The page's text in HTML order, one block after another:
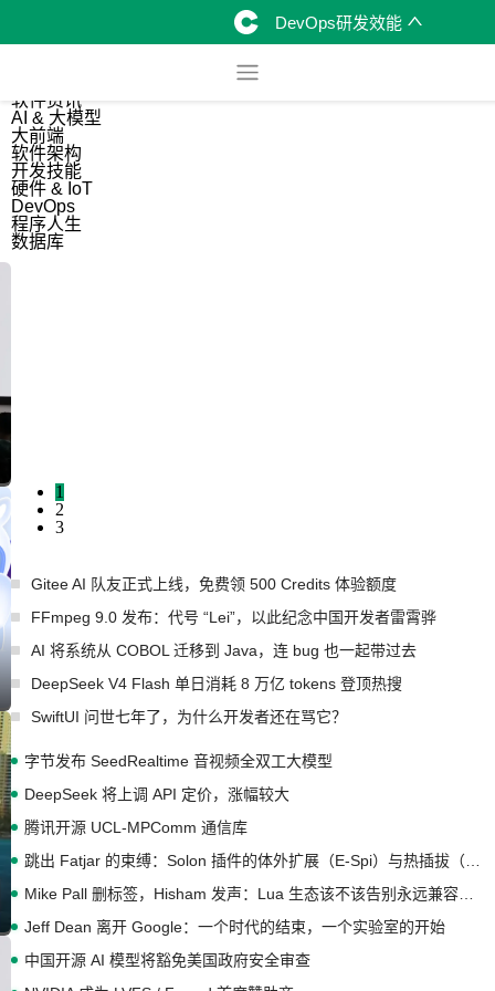
DevOps研发效能
软件资讯
AI & 大模型
大前端
软件架构
开发技能
硬件 & IoT
DevOps
程序人生
数据库
1
2
3
Gitee AI 队友正式上线，免费领 500 Credits 体验额度
FFmpeg 9.0 发布：代号 “Lei”，以此纪念中国开发者雷霄骅
AI 将系统从 COBOL 迁移到 Java，连 bug 也一起带过去
DeepSeek V4 Flash 单日消耗 8 万亿 tokens 登顶热搜
SwiftUI 问世七年了，为什么开发者还在骂它？
字节发布 SeedRealtime 音视频全双工大模型
DeepSeek 将上调 API 定价，涨幅较大
腾讯开源 UCL-MPComm 通信库
Jeff Dean 离开 Google：一个时代的结束，一个实验室的开始
中国开源 AI 模型将豁免美国政府安全审查